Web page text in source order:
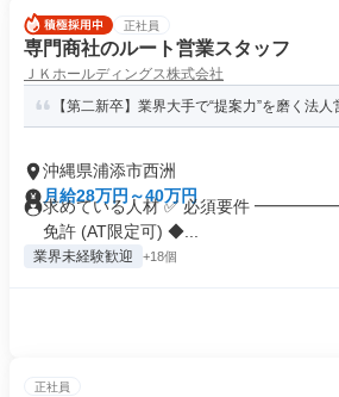
正社員
専門商社のルート営業スタッフ
ＪＫホールディングス株式会社
【第二新卒】業界大手で“提案力”を磨く法
沖縄県浦添市西洲
月給28万円～40万円
求めている人材 ✅ 必須要件
免許 (AT限定可) ◆...
業界未経験歓迎 +18個
正社員